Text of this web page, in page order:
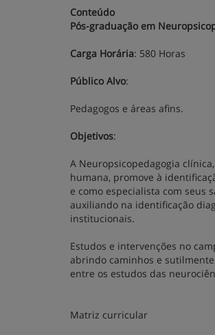
Conteúdo
Pós-graduação em
Carga Horária: 580 Horas
Público Alvo:
Pedagogos e áreas afins.
Objetivos:
A Neuropsicopedagogia
humana, promove à
e como especialista com seus
auxiliando na identificação
institucionais.
Estudos e intervenções no
abrindo caminhos e
entre os estudos das
Matriz curricular